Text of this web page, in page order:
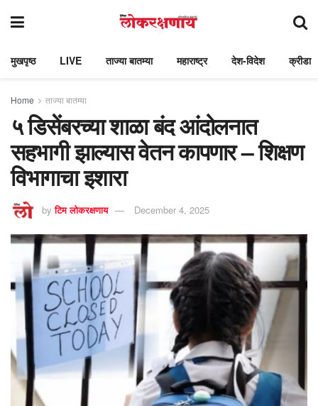
मुखपृष्ठ LIVE ताज्या बातम्या महाराष्ट्र देश-विदेश क्रीडा
Home ताज्या बातम्या
५ डिसेंबरच्या शाळा बंद आंदोलनात
सहभागी झाल्यास वेतन कापणार – शिक्षण
विभागाचा इशारा
by टिम लोकरक्षणाय December 4, 2025